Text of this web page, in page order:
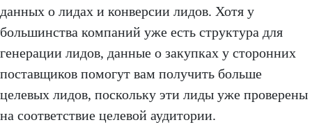
данных о лидах и конверсии лидов. Хотя у
большинства компаний уже есть структура для
генерации лидов, данные о закупках у сторонних
поставщиков помогут вам получить больше
целевых лидов, поскольку эти лиды уже проверены
на соответствие целевой аудитории.